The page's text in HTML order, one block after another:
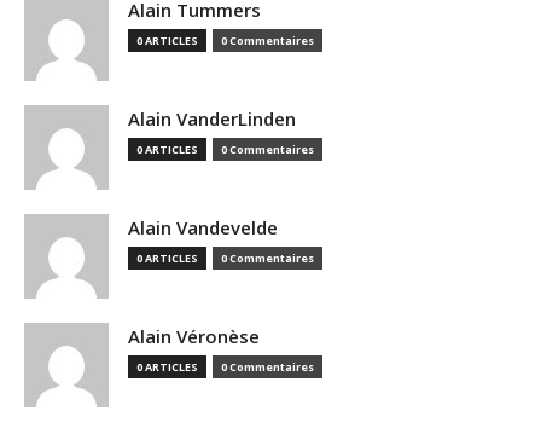
Alain Tummers
0 ARTICLES 0 Commentaires
Alain VanderLinden
0 ARTICLES 0 Commentaires
Alain Vandevelde
0 ARTICLES 0 Commentaires
Alain Véronèse
0 ARTICLES 0 Commentaires